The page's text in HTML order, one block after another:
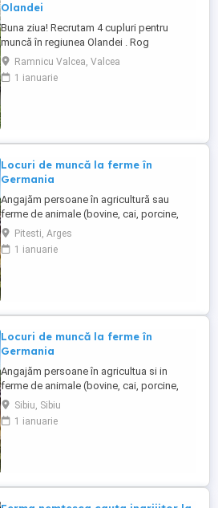
Olandei
Buna ziua! Recrutam 4 cupluri pentru
muncă în regiunea Olandei . Rog
seriozitate și pentru mai multe detalii va
rog contactați in Whatsap la Nr( ) .Va
mulțumesc!
Ramnicu Valcea, Valcea
1 ianuarie
Locuri de muncă la ferme în
Germania
Angajăm persoane în agricultură sau
ferme de animale (bovine, cai, porcine,
caprine, si păsari) în Germania. Salar
atractiv de la 1900 euro net lună plus ore
suplimentare plătite Cazare și asigurare
Pitesti, Arges
1 ianuarie
Locuri de muncă la ferme în
Germania
Angajăm persoane în agricultua si in
ferme de animale (bovine, cai, porcine,
caprine, si păsari) în Germania. Salar
atractiv incepand cu1900 euro net lună
plus ore suplimentare plătite Cazare și
Sibiu, Sibiu
1 ianuarie